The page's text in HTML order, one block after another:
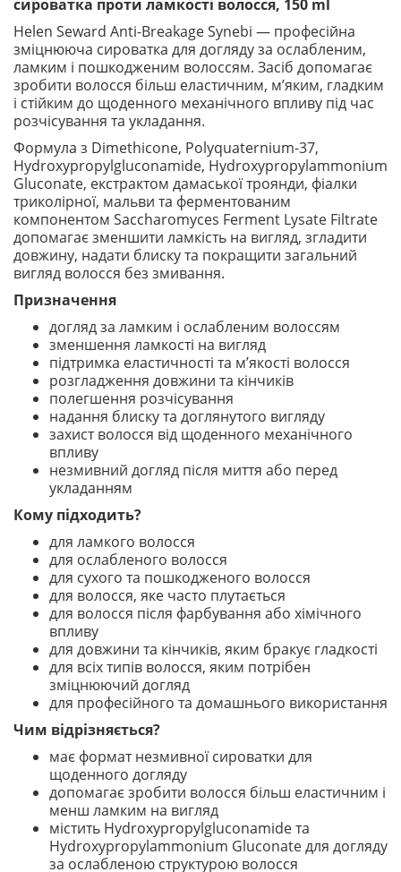
сироватка проти ламкості волосся, 150 ml
Helen Seward Anti-Breakage Synebi — професійна
зміцнююча сироватка для догляду за ослабленим,
ламким і пошкодженим волоссям. Засіб допомагає
зробити волосся більш еластичним, м’яким, гладким
і стійким до щоденного механічного впливу під час
розчісування та укладання.
Формула з Dimethicone, Polyquaternium-37,
Hydroxypropylgluconamide, Hydroxypropylammonium
Gluconate, екстрактом дамаської троянди, фіалки
триколірної, мальви та ферментованим
компонентом Saccharomyces Ferment Lysate Filtrate
допомагає зменшити ламкість на вигляд, згладити
довжину, надати блиску та покращити загальний
вигляд волосся без змивання.
Призначення
догляд за ламким і ослабленим волоссям
зменшення ламкості на вигляд
підтримка еластичності та м’якості волосся
розгладження довжини та кінчиків
полегшення розчісування
надання блиску та доглянутого вигляду
захист волосся від щоденного механічного
впливу
незмивний догляд після миття або перед
укладанням
Кому підходить?
для ламкого волосся
для ослабленого волосся
для сухого та пошкодженого волосся
для волосся, яке часто плутається
для волосся після фарбування або хімічного
впливу
для довжини та кінчиків, яким бракує гладкості
для всіх типів волосся, яким потрібен
зміцнюючий догляд
для професійного та домашнього використання
Чим відрізняється?
має формат незмивної сироватки для
щоденного догляду
допомагає зробити волосся більш еластичним і
менш ламким на вигляд
містить Hydroxypropylgluconamide та
Hydroxypropylammonium Gluconate для догляду
за ослабленою структурою волосся